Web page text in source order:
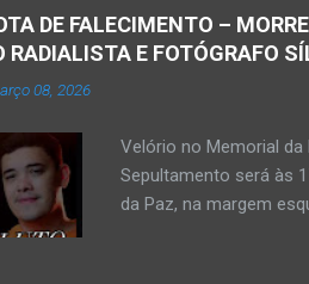
Populares, Corpo de
estudante que se
Minas. Um
Rosa, localizada na
DE FALECIMENTO –
RADIALISTA E FOTÓGRAFO
08, 2026
Velório no Memorial da
Sepultamento será às
da Paz, na margem
desse sábado, dia 7